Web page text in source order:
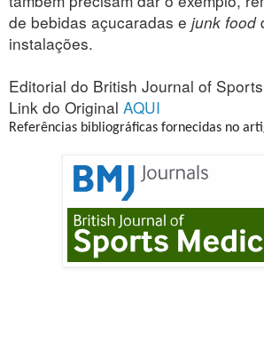
de bebidas açucaradas e junk food
instalações.
Editorial do British Journal of
Link do Original AQUI
Referências bibliográficas fornecidas no